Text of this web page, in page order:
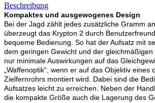
Beschreibung
Kompaktes und ausgewogenes Design
Bei der Jagd zählt jedes zusätzliche Gramm
überzeugt das Krypton 2 durch
bequeme Bedienung. So hat der Aufsatz mit
dem geringen Gewicht und der gleichmäßigen
nur minimale Auswirkungen auf das
„Waffenoptik“, wenn er auf das Objektiv eines
Zielfernrohrs montiert wird. Dabei sind die
Aufsatzes leicht zu erreichen. Neben der
die kompakte Größe auch die Lagerung des